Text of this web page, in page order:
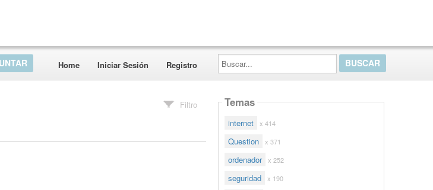
Home Iniciar Sesión Registro
Buscar...
Filtro Temas
internet x 414
Question x 371
ordenador x 252
seguridad x 190